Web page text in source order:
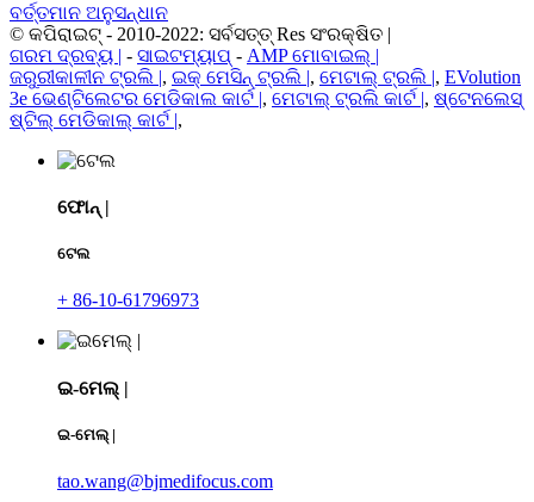
ବର୍ତ୍ତମାନ ଅନୁସନ୍ଧାନ
© କପିରାଇଟ୍ - 2010-2022: ସର୍ବସତ୍ତ୍ Res ସଂରକ୍ଷିତ |
ଗରମ ଦ୍ରବ୍ୟ | - ସାଇଟମ୍ୟାପ୍ - AMP ମୋବାଇଲ୍ |
ଜରୁରୀକାଳୀନ ଟ୍ରଲି |, ଇକ୍ ମେସିନ୍ ଟ୍ରଲି |, ମେଟାଲ୍ ଟ୍ରଲି |, EVolution
3e ଭେଣ୍ଟିଲେଟର ମେଡିକାଲ କାର୍ଟ |, ମେଟାଲ୍ ଟ୍ରଲି କାର୍ଟ |, ଷ୍ଟେନଲେସ୍
ଷ୍ଟିଲ୍ ମେଡିକାଲ୍ କାର୍ଟ |,
ଫୋନ୍ |
ଟେଲ
+ 86-10-61796973
ଇ-ମେଲ୍ |
ଇ-ମେଲ୍ |
tao.wang@bjmedifocus.com